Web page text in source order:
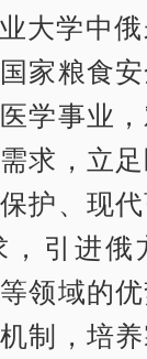
大学中
家粮食
学事业
求，立
护、现
引进俄
领域的
制，培养